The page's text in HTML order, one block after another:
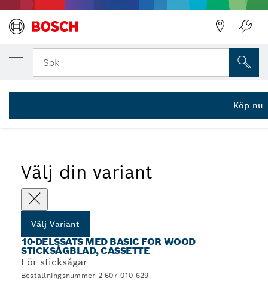
Sök
... 10-delars Basic for Wood sticksågbladsatser med T-skaft
Välj din variant
Välj Variant
10-DELSSATS MED BASIC FOR WOOD
STICKSÅGBLAD, CASSETTE
För sticksågar
Beställningsnummer 2 607 010 629
DIN UTVALDA VARIANT
10-delars Basic for Wood-sticksågsbladsats
2 607 010 629
Köp nu